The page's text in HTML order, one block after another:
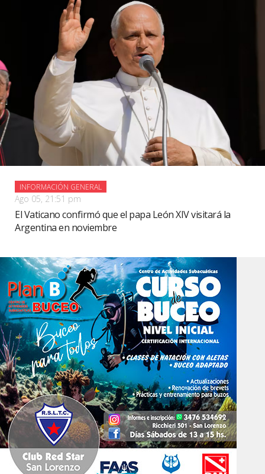
INFORMACIÓN GENERAL
Ago 05, 21:51 pm
El Vaticano confirmó que el papa León XIV visitará la
Argentina en noviembre